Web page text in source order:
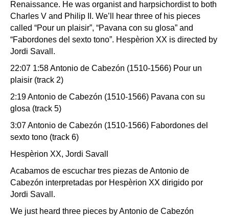
Renaissance. He was organist and harpsichordist to both
Charles V and Philip II. We’ll hear three of his pieces
called “Pour un plaisir”, “Pavana con su glosa” and
“Fabordones del sexto tono”. Hespèrion XX is directed by
Jordi Savall.
22:07 1:58 Antonio de Cabezón (1510-1566) Pour un
plaisir (track 2)
2:19 Antonio de Cabezón (1510-1566) Pavana con su
glosa (track 5)
3:07 Antonio de Cabezón (1510-1566) Fabordones del
sexto tono (track 6)
Hespèrion XX, Jordi Savall
Acabamos de escuchar tres piezas de Antonio de
Cabezón interpretadas por Hespèrion XX dirigido por
Jordi Savall.
We just heard three pieces by Antonio de Cabezón